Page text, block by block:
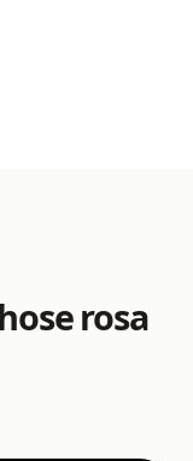
rosa